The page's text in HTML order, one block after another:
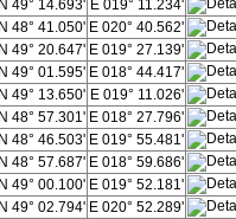
N 49° 14.693' E 019° 11.234'
N 48° 41.050' E 020° 40.562'
N 49° 20.647' E 019° 27.139'
N 49° 01.595' E 018° 44.417'
N 49° 13.650' E 019° 11.026'
N 48° 57.301' E 018° 27.796'
N 48° 46.503' E 019° 55.481'
N 48° 57.687' E 018° 59.686'
N 49° 00.100' E 019° 52.181'
N 49° 02.794' E 020° 52.289'